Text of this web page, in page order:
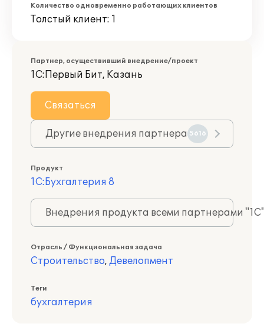
Количество одновременно работающих клиентов
Толстый клиент: 1
Партнер, осуществивший внедрение/проект
1С:Первый Бит, Казань
Связаться
Другие внедрения партнера 5616
Продукт
1С:Бухгалтерия 8
Внедрения продукта всеми партнерами
Отрасль / Функциональная задача
Строительство, Девелопмент
Теги
бухгалтерия